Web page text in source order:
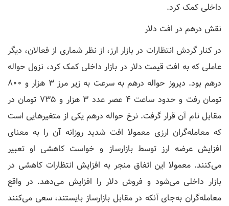
داخلی کمک کرد.
نقش درهم در افت دلار
در کنار گردش انتظارات در بازار ارز، از نظر شماری از فعالان، دیگر
عاملی که به افت قیمت دلار در بازار داخلی کمک کرد، نزول حواله
درهم بود. دیروز حواله درهم به سرعت به زیر مرز ۳ هزار و ۸۰۰
تومان رفت و حدود ساعت ۴ عصر عدد ۳ هزار و ۷۳۵ تومان در
مقابل نام آن قرار گرفت. نرخ حواله درهم یکی از متغیرهایی است
که معامله‌گران ارزی معمولا افت شدید روزانه آن را به معنای
افزایش عرضه ارز توسط بازارساز و خواست کاهشی او تعبیر
می‌کنند. معمولا این اتفاق منجر به افزایش انتظارات کاهشی در
بازار داخلی می‌شود و فروش دلار را افزایش می‌دهد. در واقع
معامله‌گران به‌جای آنکه در مقابل بازارساز بایستند، سعی می‌کنند